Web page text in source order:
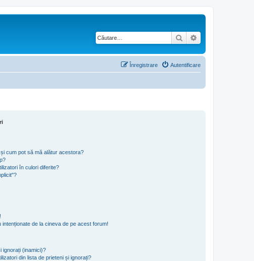
Căutare
Autentificare
Înregistrare
cum pot să mă alătur acestora?
în culori diferite?
de la cineva de pe acest forum!
ignorați (inamici)?
din lista de prieteni și ignorați?